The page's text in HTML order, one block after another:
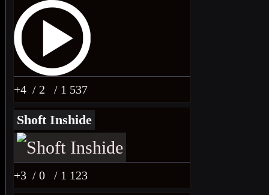
+4 / 2 / 1 537
Shoft Inshide
+3 / 0 / 1 123